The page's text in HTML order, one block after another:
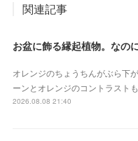
関連記事
オレンジのちょうちんがぶら下
ーンとオレンジのコントラスト
2026.08.08 21:40